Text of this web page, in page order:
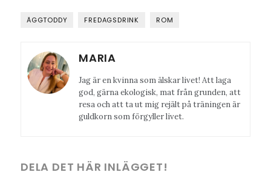
ÄGGTODDY FREDAGSDRINK ROM
MARIA
Jag är en kvinna som älskar livet! Att laga
god, gärna ekologisk, mat från grunden, att
resa och att ta ut mig rejält på träningen är
guldkorn som förgyller livet.
DELA DET HÄR INLÄGGET!